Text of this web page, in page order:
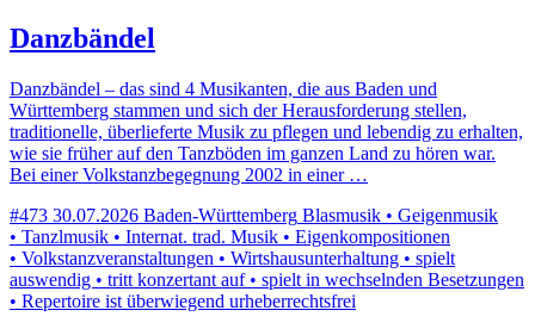
Danzbändel
Danzbändel – das sind 4 Musikanten, die aus Baden und
Württemberg stammen und sich der Herausforderung stellen,
traditionelle, überlieferte Musik zu pflegen und lebendig zu erhalten,
wie sie früher auf den Tanzböden im ganzen Land zu hören war.
Bei einer Volkstanzbegegnung 2002 in einer …
#473 30.07.2026 Baden-Württemberg Blasmusik • Geigenmusik
• Tanzlmusik • Internat. trad. Musik • Eigenkompositionen
• Volkstanzveranstaltungen • Wirtshausunterhaltung • spielt
auswendig • tritt konzertant auf • spielt in wechselnden Besetzungen
• Repertoire ist überwiegend urheberrechtsfrei